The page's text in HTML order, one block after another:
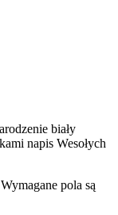
biały
napis Wesołych
Wymagane pola są